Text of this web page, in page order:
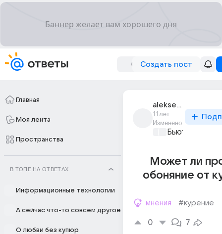
Создать пост
Главная
Моя лента
Пространства
В ТОПЕ НА ОТВЕТАХ
Информационные технологии
А сейчас что-то совсем другое
О любви без купюр
alekseevich_373
11лет
Изменено
Бьютилэнд
Может ли
обоняние от
мнения #курение
0 7